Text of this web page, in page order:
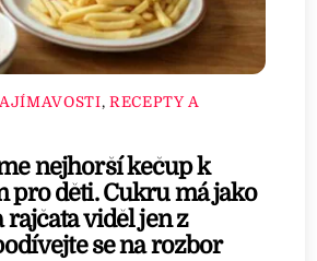
, RECEPTY A
nejhorší kečup k
pro děti. Cukru má jako
rajčata viděl jen z
se na rozbor